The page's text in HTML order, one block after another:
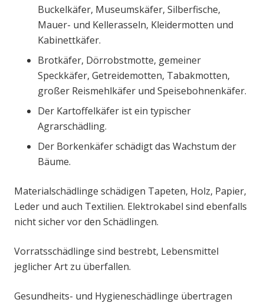
Buckelkäfer, Museumskäfer, Silberfische,
Mauer- und Kellerasseln, Kleidermotten und
Kabinettkäfer.
Brotkäfer, Dörrobstmotte, gemeiner
Speckkäfer, Getreidemotten, Tabakmotten,
großer Reismehlkäfer und Speisebohnenkäfer.
Der Kartoffelkäfer ist ein typischer
Agrarschädling.
Der Borkenkäfer schädigt das Wachstum der
Bäume.
Materialschädlinge schädigen Tapeten, Holz, Papier,
Leder und auch Textilien. Elektrokabel sind ebenfalls
nicht sicher vor den Schädlingen.
Vorratsschädlinge sind bestrebt, Lebensmittel
jeglicher Art zu überfallen.
Gesundheits- und Hygieneschädlinge übertragen